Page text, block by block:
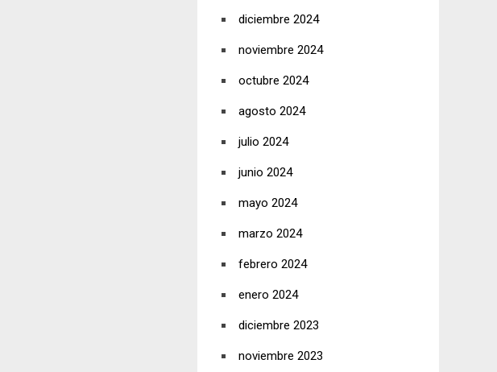
diciembre 2024
noviembre 2024
octubre 2024
agosto 2024
julio 2024
junio 2024
mayo 2024
marzo 2024
febrero 2024
enero 2024
diciembre 2023
noviembre 2023